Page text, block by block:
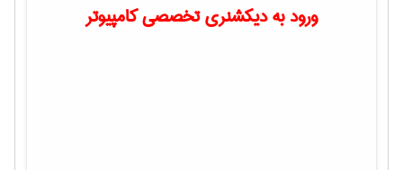
ورود به دیکشنری تخصصی کامپیوتر